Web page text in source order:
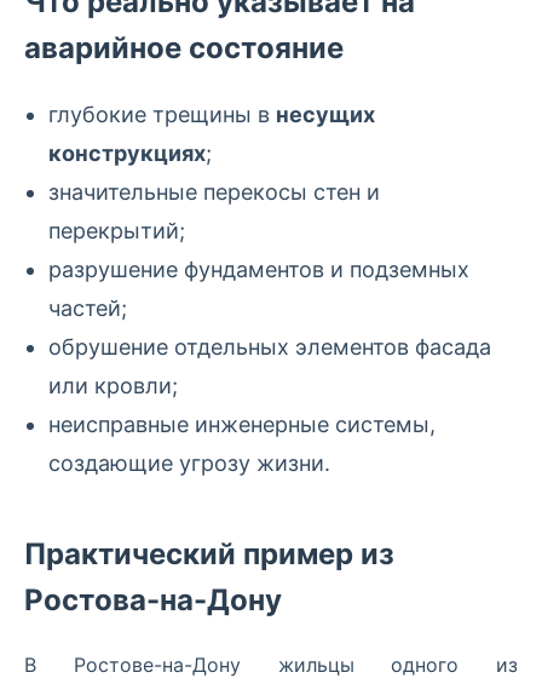
аварийное состояние
глубокие трещины в несущих
конструкциях;
значительные перекосы стен и
перекрытий;
разрушение фундаментов и подземных
частей;
обрушение отдельных элементов фасада
или кровли;
неисправные инженерные системы,
создающие угрозу жизни.
Практический пример из
Ростова-на-Дону
В Ростове-на-Дону жильцы одного из